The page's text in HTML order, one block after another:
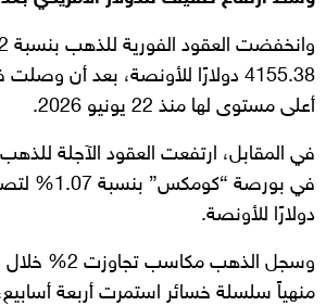
4155.38 دولارًا للأونصة، بعد أن
أعلى مستوى لها منذ 22 يونيو 2026.
في المقابل، ارتفعت العقود الآجلة
دولارًا للأونصة.
وسجل الذهب
منهياً سلسلة خسائر استمرت أربعة